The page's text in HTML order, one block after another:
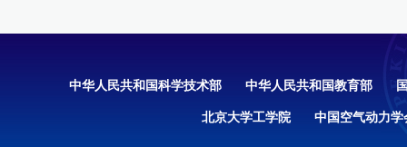
中华人民共和国科学技术部 中华人民共和国教育部
北京大学工学院 中国空气动力学